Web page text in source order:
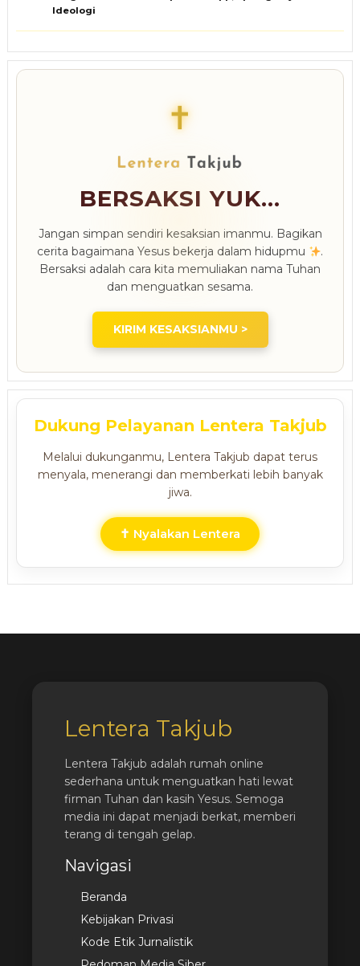
Ideologi
✝
BERSAKSI YUK...
Jangan simpan sendiri kesaksian imanmu. Bagikan
cerita bagaimana Yesus bekerja dalam hidupmu
.
Bersaksi adalah cara kita memuliakan nama Tuhan
dan menguatkan sesama.
KIRIM KESAKSIANMU >
Dukung Pelayanan Lentera Takjub
Melalui dukunganmu, Lentera Takjub dapat terus
menyala, menerangi dan memberkati lebih banyak
jiwa.
✝ Nyalakan Lentera
Lentera Takjub
Lentera Takjub adalah rumah online
sederhana untuk menguatkan hati lewat
firman Tuhan dan kasih Yesus. Semoga
media ini dapat menjadi berkat, memberi
terang di tengah gelap.
Navigasi
Beranda
Kebijakan Privasi
Kode Etik Jurnalistik